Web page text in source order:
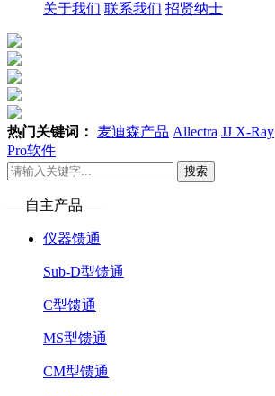
关于我们 联系我们 招贤纳士
热门关键词： 麦迪森产品 Allectra JJ X-Ray
Pro软件
搜索
— 自主产品 —
仪器馈通
Sub-D型馈通
C型馈通
MS型馈通
CM型馈通